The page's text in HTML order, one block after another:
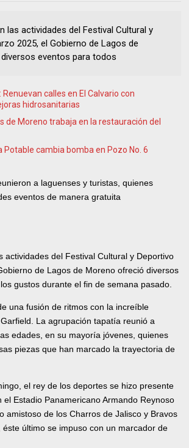
las actividades del Festival Cultural y
2025, el Gobierno de Lagos de
eventos para todos
Renuevan calles en El Calvario con
hidrosanitarias
de Moreno trabaja en la restauración del
Potable cambia bomba en Pozo No. 6
a laguenses y turistas, quienes
eventos de manera gratuita
actividades del Festival Cultural y Deportivo
de Lagos de Moreno ofreció diversos
gustos durante el fin de semana pasado.
una fusión de ritmos con la increíble
La agrupación tapatía reunió a
edades, en su mayoría jóvenes, quienes
piezas que han marcado la trayectoria de
el rey de los deportes se hizo presente
el Estadio Panamericano Armando Reynoso
amistoso de los Charros de Jalisco y Bravos
éste último se impuso con un marcador de